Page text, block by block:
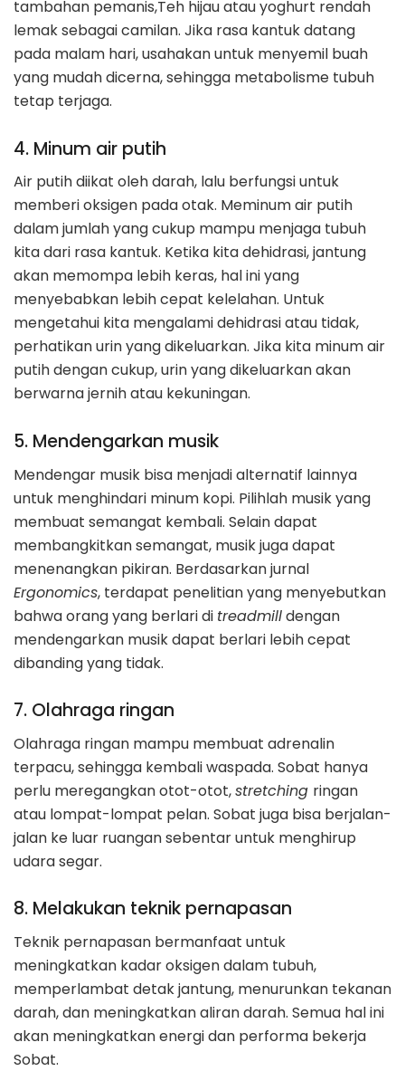
tambahan pemanis,Teh hijau atau yoghurt rendah
lemak sebagai camilan. Jika rasa kantuk datang
pada malam hari, usahakan untuk menyemil buah
yang mudah dicerna, sehingga metabolisme tubuh
tetap terjaga.
4. Minum air putih
Air putih diikat oleh darah, lalu berfungsi untuk
memberi oksigen pada otak. Meminum air putih
dalam jumlah yang cukup mampu menjaga tubuh
kita dari rasa kantuk. Ketika kita dehidrasi, jantung
akan memompa lebih keras, hal ini yang
menyebabkan lebih cepat kelelahan. Untuk
mengetahui kita mengalami dehidrasi atau tidak,
perhatikan urin yang dikeluarkan. Jika kita minum air
putih dengan cukup, urin yang dikeluarkan akan
berwarna jernih atau kekuningan.
5. Mendengarkan musik
Mendengar musik bisa menjadi alternatif lainnya
untuk menghindari minum kopi. Pilihlah musik yang
membuat semangat kembali. Selain dapat
membangkitkan semangat, musik juga dapat
menenangkan pikiran. Berdasarkan jurnal
Ergonomics, terdapat penelitian yang menyebutkan
bahwa orang yang berlari di treadmilldengan
mendengarkan musik dapat berlari lebih cepat
dibanding yang tidak.
7. Olahraga ringan
Olahraga ringan mampu membuat adrenalin
terpacu, sehingga kembali waspada. Sobat hanya
perlu meregangkan otot-otot,stretching ringan
atau lompat-lompat pelan. Sobat juga bisa berjalan-
jalan ke luar ruangan sebentar untuk menghirup
udara segar.
8. Melakukan teknik pernapasan
Teknik pernapasan bermanfaat untuk
meningkatkan kadar oksigen dalam tubuh,
memperlambat detak jantung, menurunkan tekanan
darah, dan meningkatkan aliran darah. Semua hal ini
akan meningkatkan energi dan performa bekerja
Sobat.